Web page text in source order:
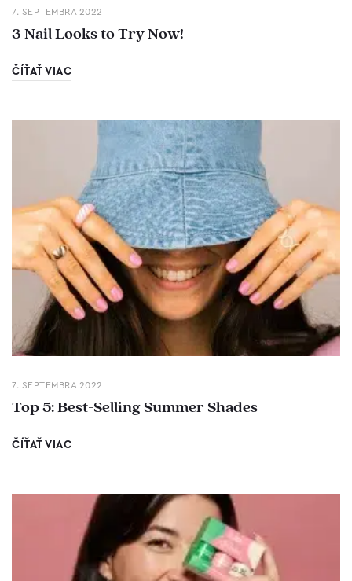
7. SEPTEMBRA 2022
3 Nail Looks to Try Now!
ČÍŤAŤ VIAC
7. SEPTEMBRA 2022
Top 5: Best-Selling Summer Shades
ČÍŤAŤ VIAC